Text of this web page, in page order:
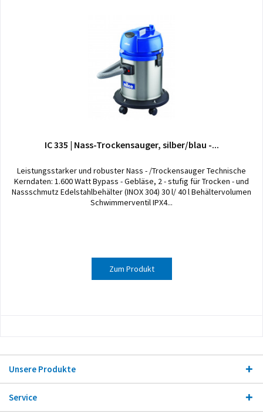
IC 335 | Nass-Trockensauger, silber/blau -...
Leistungsstarker und robuster Nass - /Trockensauger Technische
Kerndaten: 1.600 Watt Bypass - Gebläse, 2 - stufig für Trocken - und
Nassschmutz Edelstahlbehälter (INOX 304) 30 l/ 40 l Behältervolumen
Schwimmerventil IPX4...
Zum Produkt
Unsere Produkte
Service